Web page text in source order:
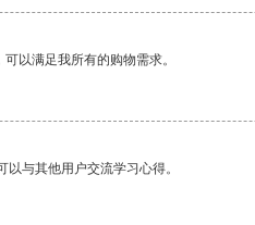
以满足我所有的购物需求。
与其他用户交流学习心得。